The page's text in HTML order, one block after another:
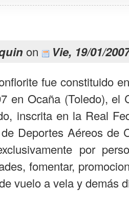
on Vie, 19/01/
fue constituido
en Ocaña (Toledo), el
inscrita en la Real
Deportes Aéreos de
por
fomentar,
vuelo a vela y demás